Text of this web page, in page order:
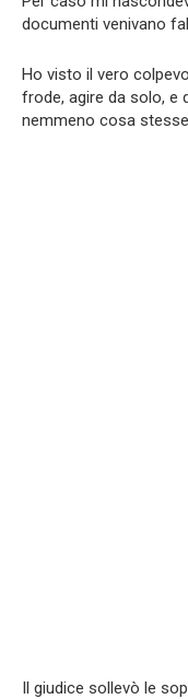
documenti venivano
Ho visto il vero
frode, agire da solo, e
nemmeno cosa
Il giudice sollevò le